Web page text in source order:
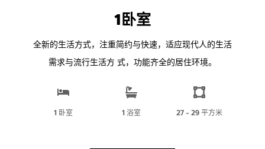
1卧室
全新的生活方式，注重简约与快速，适应现代人的生活
需求与流行生活方 式，功能齐全的居住环境。
1 卧室 1 浴室 27 - 29 平方米